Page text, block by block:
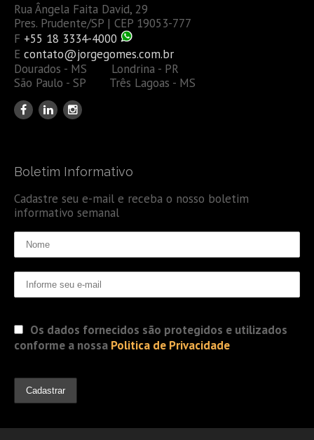
Rua Ângela Faita David, 29
Pres. Prudente/SP | CEP 19053-777
F +55 18 3334-4000
E contato@jorgegomes.com.br
Dourados - MS Londrina - PR
São Paulo - SP Três Lagoas - MS
Boletim Informativo
Cadastre seu e-mail e receba o nosso boletim
informativo semanal
Os dados fornecidos são protegidos e utilizados
conforme a nossa Politica de Privacidade